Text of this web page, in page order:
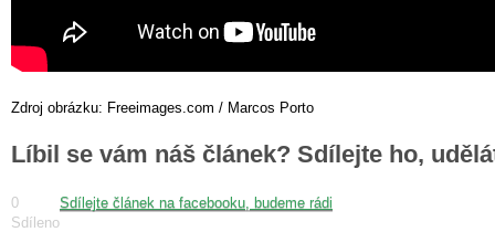
Zdroj obrázku: Freeimages.com / Marcos Porto
Líbil se vám náš článek? Sdílejte ho,
0
Sdíleno
Sdílejte článek na facebooku, budeme rádi